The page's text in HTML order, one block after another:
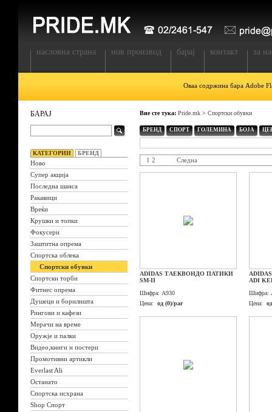
насловна страна нов производ барај контакт за
Оваа содржина бара Adobe
БАРАЈ
КАТЕГОРИИ БРЕНД
Ново
Супер акција
Последна шанса
Ракавици
Вреќи
Крушки и топки
Фокусери
Заштитна опрема
Спортска облека
Спортски обувки
Спортски торби
Фитнес опрема
Душеци и борилишта
Рингови и кафези
Мерачи на време
Оружје и палки
Видео,книги и постери
Промотивни артикли
Everlast Ali
Останато
Спортска исхрана
Shop Спорт
Вие сте тука: Pride.mk > Спортски обувки
БРЕНД СПОРТ ГОЛЕМИНА БОЈА
1 2 Следна
ADIDAS ТАЕКВОНДО ПАТИКИ
SM-II
Шифра: A930
Цена:
од (0)/par
ADI
Шифра:
Цена: